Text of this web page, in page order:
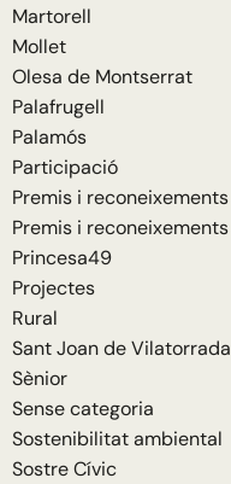
Martorell
Mollet
Olesa de Montserrat
Palafrugell
Palamós
Participació
Premis i reconeixements
Premis i reconeixements
Princesa49
Projectes
Rural
Sant Joan de Vilatorrada
Sènior
Sense categoria
Sostenibilitat ambiental
Sostre Cívic